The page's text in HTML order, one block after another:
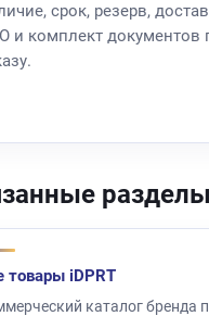
срок, резерв,
и комплект документов
разделы
товары iDPRT
каталог бренда